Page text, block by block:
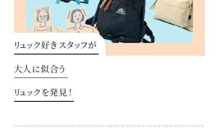
リュック好きスタッフが
大人に似合う
リュックを発見！